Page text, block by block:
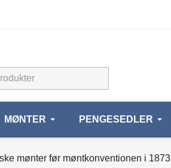
MØNTER PENGESEDLER
mønter før møntkonventionen i 1873